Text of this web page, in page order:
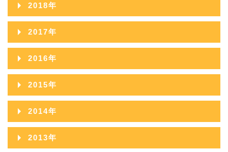
2025年03月
2025年02月
2025年01月
2024年05月
2024年03月
2024年02月
2024年01月
2023年06月
2023年05月
2023年03月
2023年02月
2023年01月
2022年08月
2022年07月
2022年06月
2022年05月
2022年03月
2022年02月
2021年09月
2021年08月
2021年07月
2021年06月
2021年05月
2021年03月
2020年10月
2020年09月
2020年08月
2020年07月
2020年06月
2020年05月
2019年11月
2019年10月
2019年09月
2019年08月
2019年07月
2019年06月
2019年05月
2018年
2018年12月
2018年11月
2018年10月
2018年09月
2018年08月
2018年07月
2017年
2017年12月
2017年11月
2017年10月
2017年09月
2017年08月
2016年
2016年12月
2016年11月
2016年10月
2016年09月
2015年
2015年12月
2015年11月
2015年10月
2014年
2014年12月
2013年